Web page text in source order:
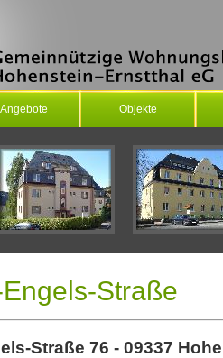
Angebote Objekte
Straße
Straße 76 - 09337